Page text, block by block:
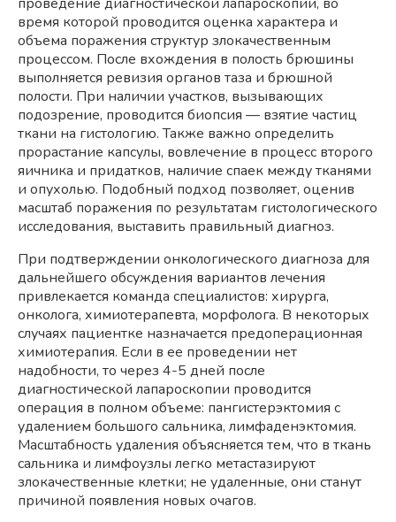
время которой проводится оценка характера и
объема поражения структур злокачественным
процессом. После вхождения в полость брюшины
выполняется ревизия органов таза и брюшной
полости. При наличии участков, вызывающих
подозрение, проводится биопсия — взятие частиц
ткани на гистологию. Также важно определить
прорастание капсулы, вовлечение в процесс второго
яичника и придатков, наличие спаек между тканями
и опухолью. Подобный подход позволяет, оценив
масштаб поражения по результатам гистологического
исследования, выставить правильный диагноз.
При подтверждении онкологического диагноза для
дальнейшего обсуждения вариантов лечения
привлекается команда специалистов: хирурга,
онколога, химиотерапевта, морфолога. В некоторых
случаях пациентке назначается предоперационная
химиотерапия. Если в ее проведении нет
надобности, то через 4-5 дней после
диагностической лапароскопии проводится
операция в полном объеме: пангистерэктомия с
удалением большого сальника, лимфаденэктомия.
Масштабность удаления объясняется тем, что в ткань
сальника и лимфоузлы легко метастазируют
злокачественные клетки; не удаленные, они станут
причиной появления новых очагов.